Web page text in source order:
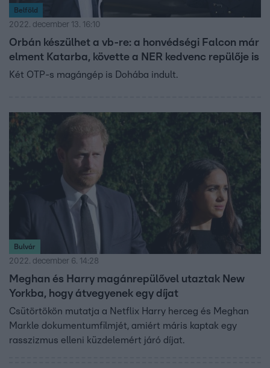
Belföld
2022. december 13. 16:10
Orbán készülhet a vb-re: a honvédségi Falcon már
elment Katarba, követte a NER kedvenc repülője is
Két OTP-s magángép is Dohába indult.
Bulvár
2022. december 6. 14:28
Meghan és Harry magánrepülővel utaztak New
Yorkba, hogy átvegyenek egy díjat
Csütörtökön mutatja a Netflix Harry herceg és Meghan
Markle dokumentumfilmjét, amiért máris kaptak egy
rasszizmus elleni küzdelemért járó díjat.